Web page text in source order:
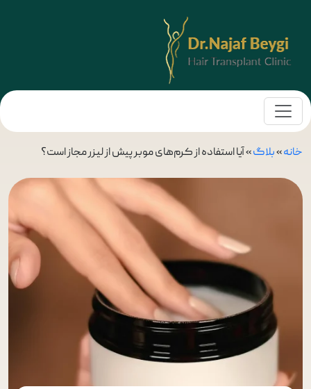
خانه»بلاگ»آیا استفاده از کرم‌های موبر پیش از لیزر مجاز است؟